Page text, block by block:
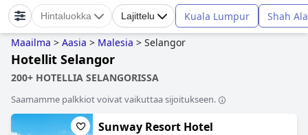
Hintaluokka Lajittelu Kuala Lumpur Shah
Maailma > Aasia > Malesia > Selangor
Hotellit Selangor
200+ HOTELLIA SELANGORISSA
Saamamme palkkiot voivat vaikuttaa sijoitukseen.
Sunway Resort Hotel